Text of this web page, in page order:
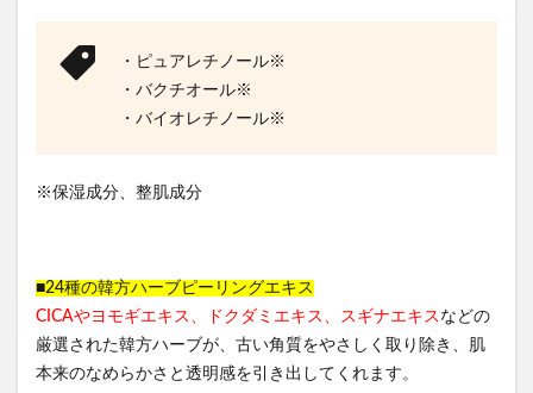
・ピュアレチノール※
・バクチオール※
・バイオレチノール※
※保湿成分、整肌成分
■24種の韓方ハーブピーリングエキス
CICAやヨモギエキス、ドクダミエキス、スギナエキス などの
厳選された韓方ハーブが、古い角質をやさしく取り除き、肌
本来のなめらかさと透明感を引き出してくれます。